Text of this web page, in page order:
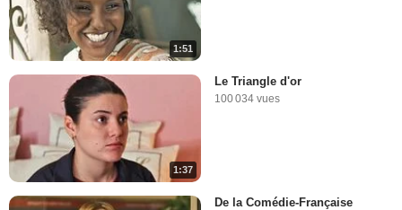
1:51
1:37
Le Triangle d'or
100 034 vues
De la Comédie-Française